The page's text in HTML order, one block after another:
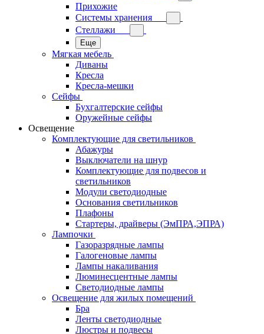
Прихожие
Системы хранения
Стеллажи
Еще
Мягкая мебель
Диваны
Кресла
Кресла-мешки
Сейфы
Бухгалтерские сейфы
Оружейные сейфы
Освещение
Комплектующие для светильников
Абажуры
Выключатели на шнур
Комплектующие для подвесов и
светильников
Модули светодиодные
Основания светильников
Плафоны
Стартеры, драйверы (ЭмПРА,ЭПРА)
Лампочки
Газоразрядные лампы
Галогеновые лампы
Лампы накаливания
Люминесцентные лампы
Светодиодные лампы
Освещение для жилых помещений
Бра
Ленты светодиодные
Люстры и подвесы